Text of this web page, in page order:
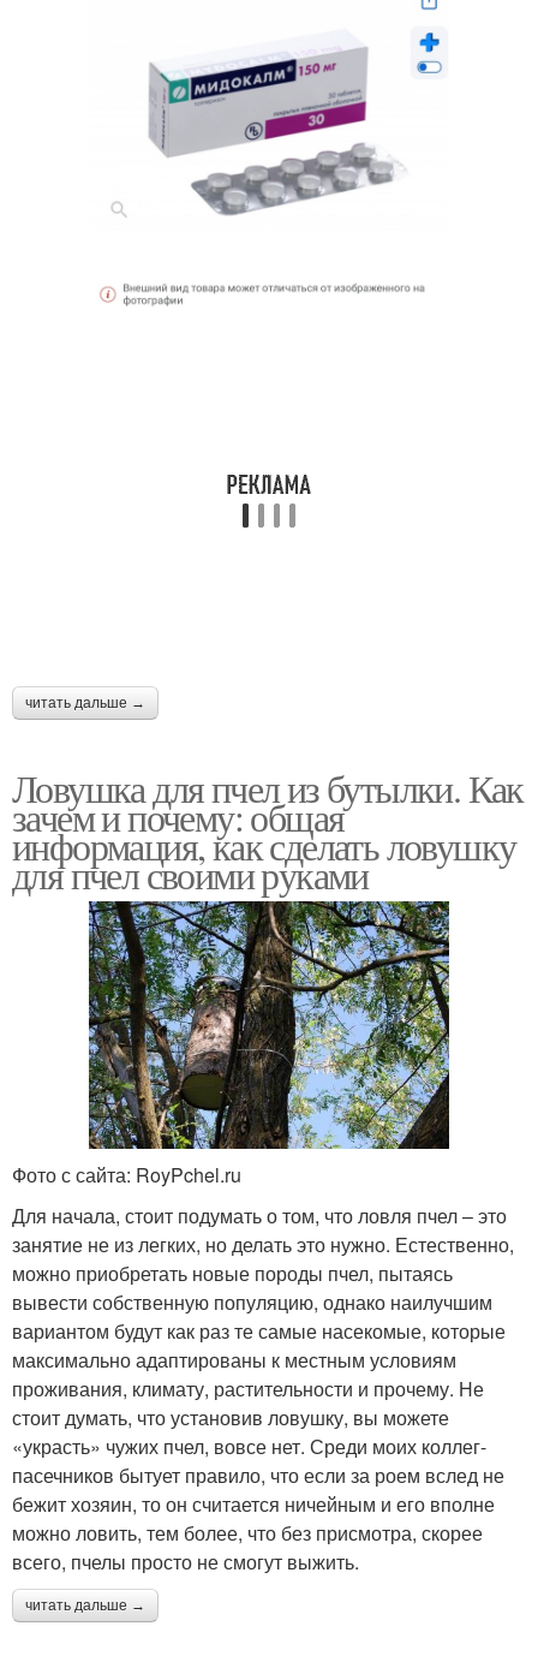
читать дальше →
Ловушка для пчел из бутылки. Как
зачем и почему: общая
информация, как сделать ловушку
для пчел своими руками
Фото с сайта: RoyPchel.ru
Для начала, стоит подумать о том, что ловля пчел – это
занятие не из легких, но делать это нужно. Естественно,
можно приобретать новые породы пчел, пытаясь
вывести собственную популяцию, однако наилучшим
вариантом будут как раз те самые насекомые, которые
максимально адаптированы к местным условиям
проживания, климату, растительности и прочему. Не
стоит думать, что установив ловушку, вы можете
«украсть» чужих пчел, вовсе нет. Среди моих коллег-
пасечников бытует правило, что если за роем вслед не
бежит хозяин, то он считается ничейным и его вполне
можно ловить, тем более, что без присмотра, скорее
всего, пчелы просто не смогут выжить.
читать дальше →